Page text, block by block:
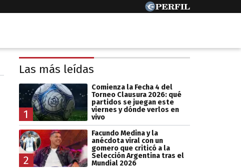
Las más leídas
1
Comienza la Fecha 4 del
Torneo Clausura 2026: qué
partidos se juegan este
viernes y dónde verlos en
vivo
2
Facundo Medina y la
anécdota viral con un
gomero que criticó a la
Selección Argentina tras el
Mundial 2026